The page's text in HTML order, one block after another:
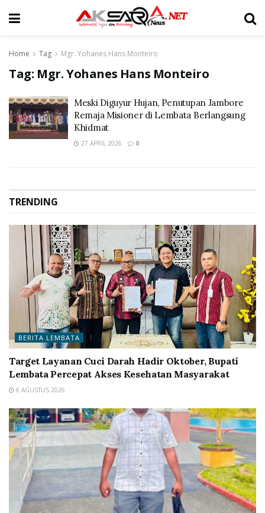
Home Tag Mgr. Yohanes Hans Monteiro
Tag: Mgr. Yohanes Hans Monteiro
Meski Diguyur Hujan, Penutupan Jambore
Remaja Misioner di Lembata Berlangsung
Khidmat
27 APRIL 2026 0
TRENDING
BERITA LEMBATA
Target Layanan Cuci Darah Hadir Oktober, Bupati
Lembata Percepat Akses Kesehatan Masyarakat
6 AGUSTUS 2026